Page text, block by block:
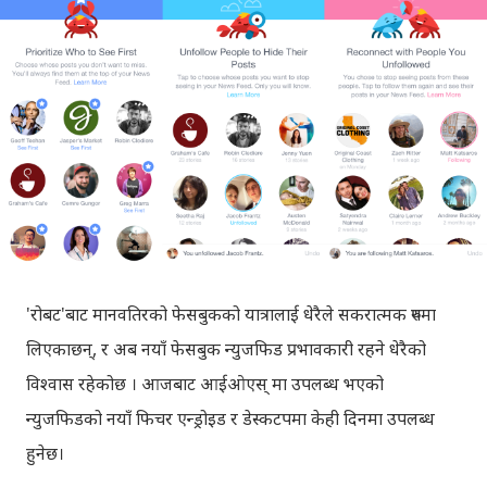
'रोबट'बाट मानवतिरको फेसबुकको यात्रालाई धेरैले सकरात्मक रुपमा
लिएकाछन्, र अब नयाँ फेसबुक न्युजफिड प्रभावकारी रहने धेरैको
विश्वास रहेकोछ । आजबाट आईओएस् मा उपलब्ध भएको
न्युजफिडको नयाँ फिचर एन्ड्रोइड र डेस्कटपमा केही दिनमा उपलब्ध
हुनेछ।